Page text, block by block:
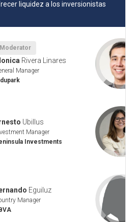
liquidez a los inversionistas
Moderator
Rivera Linares
Manager
Ubillus
Manager
Investments
Eguiluz
Manager